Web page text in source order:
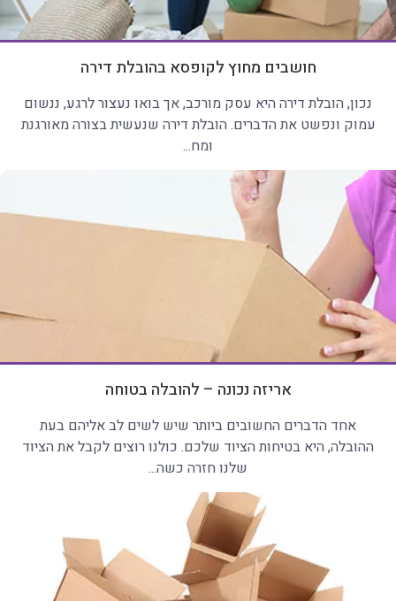
חושבים מחוץ לקופסא בהובלת דירה
נכון, הובלת דירה היא עסק מורכב, אך בואו נעצור לרגע, ננשום
עמוק ונפשט את הדברים. הובלת דירה שנעשית בצורה מאורגנת
ומח...
אריזה נכונה – להובלה בטוחה
אחד הדברים החשובים ביותר שיש לשים לב אליהם בעת
ההובלה, היא בטיחות הציוד שלכם. כולנו רוצים לקבל את הציוד
שלנו חזרה כשה...